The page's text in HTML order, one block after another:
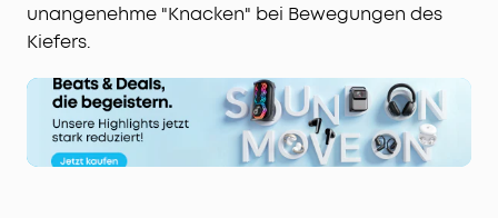
unangenehme "Knacken" bei Bewegungen des
Kiefers.